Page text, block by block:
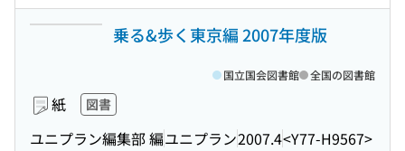
乗る&歩く東京編 2007年度版
紙 図書
ユニプラン編集部 編ユニプラン2007.4<Y77-H9567>
国立国会図書館 全国の図書館